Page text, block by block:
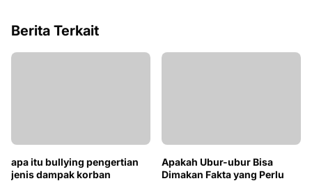
Berita Terkait
apa itu bullying pengertian
jenis dampak korban
Januari 15, 2026